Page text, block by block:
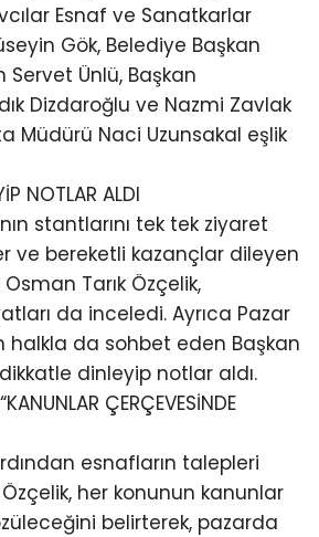
Esnaf ve Sanatkarlar
Gök, Belediye Başkan
Servet Ünlü, Başkan
Dizdaroğlu ve Nazmi Zavlak
Müdürü Naci Uzunsakal eşlik
NOTLAR ALDI
stantlarını tek tek ziyaret
ve bereketli kazançlar dileyen
Tarık Özçelik,
da inceledi. Ayrıca Pazar
halkla da sohbet eden Başkan
dinleyip notlar aldı.
ÇERÇEVESİNDE
esnafların talepleri
her konunun kanunlar
belirterek, pazarda